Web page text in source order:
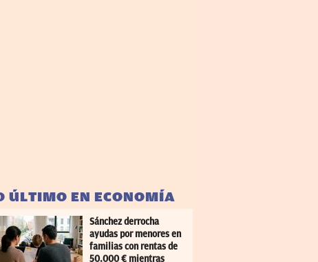
ÚLTIMO EN ECONOMÍA
Sánchez derrocha
ayudas por menores en
familias con rentas de
50.000 € mientras